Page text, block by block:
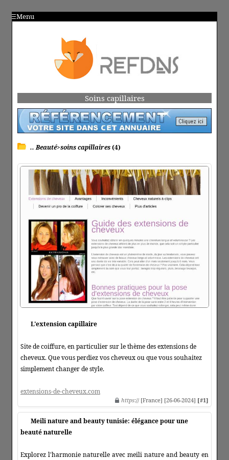
Menu
Soins capillaires
.. Beauté>soins capillaires(4)
L'extension capillaire
Site de coiffure, en particulier sur le thème des extensions de
cheveux. Que vous perdiez vos cheveux ou que vous souhaitez
simplement changer de style.
extensions-de-cheveux.com
https:// [France] [26-06-2024] [#1]
Meili nature and beauty tunisie: élégance pour une
beauté naturelle
Explorez l'harmonie naturelle avec meili nature and beauty en